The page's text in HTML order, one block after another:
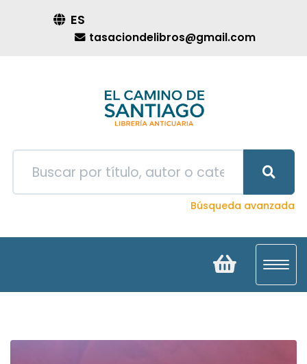
ES
tasaciondelibros@gmail.com
Búsqueda avanzada